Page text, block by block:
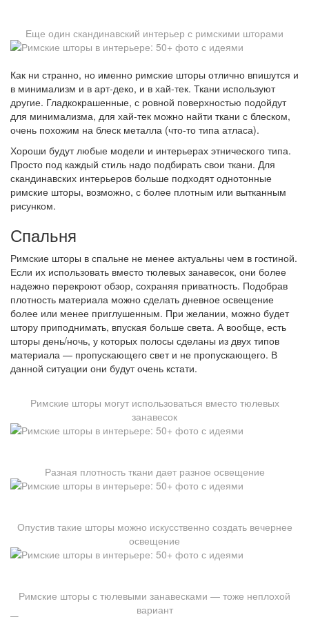
Еще один скандинавский интерьер с римскими шторами
Как ни странно, но именно римские шторы отлично впишутся и
в минимализм и в арт-деко, и в хай-тек. Ткани используют
другие. Гладкокрашенные, с ровной поверхностью подойдут
для минимализма, для хай-тек можно найти ткани с блеском,
очень похожим на блеск металла (что-то типа атласа).
Хороши будут любые модели и интерьерах этнического типа.
Просто под каждый стиль надо подбирать свои ткани. Для
скандинавских интерьеров больше подходят однотонные
римские шторы, возможно, с более плотным или вытканным
рисунком.
Спальня
Римские шторы в спальне не менее актуальны чем в гостиной.
Если их использовать вместо тюлевых занавесок, они более
надежно перекроют обзор, сохраняя приватность. Подобрав
плотность материала можно сделать дневное освещение
более или менее приглушенным. При желании, можно будет
штору приподнимать, впуская больше света. А вообще, есть
шторы день/ночь, у которых полосы сделаны из двух типов
материала — пропускающего свет и не пропускающего. В
данной ситуации они будут очень кстати.
Римские шторы могут использоваться вместо тюлевых
занавесок
Разная плотность ткани дает разное освещение
Опустив такие шторы можно искусственно создать вечернее
освещение
Римские шторы с тюлевыми занавесками — тоже неплохой
вариант